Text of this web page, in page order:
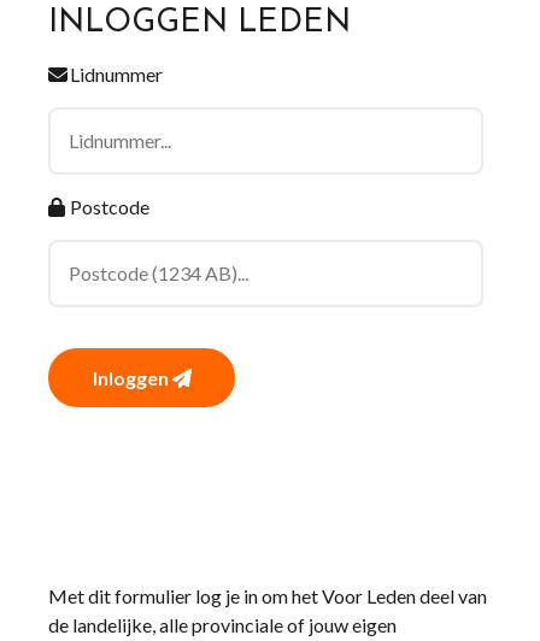
INLOGGEN LEDEN
Lidnummer
Postcode
Inloggen
Met dit formulier log je in om het Voor Leden deel van
de landelijke, alle provinciale of jouw eigen